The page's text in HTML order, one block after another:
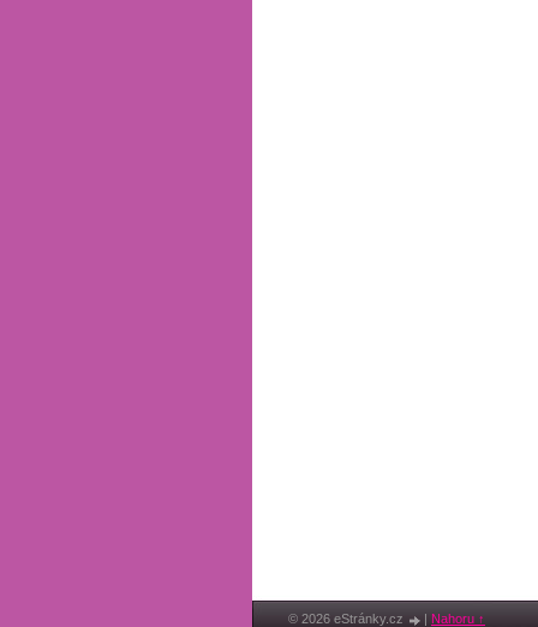
© 2026 eStránky.cz | Nahoru ↑